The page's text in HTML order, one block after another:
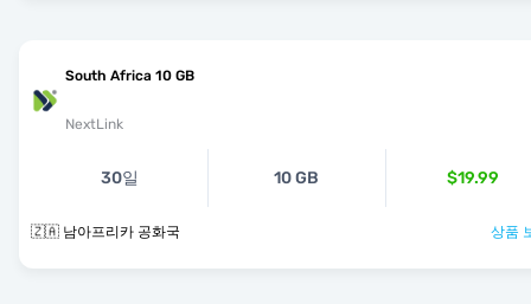
South Africa 10 GB
NextLink
30일 10 GB $19.99
🇿🇦 남아프리카 공화국 상품